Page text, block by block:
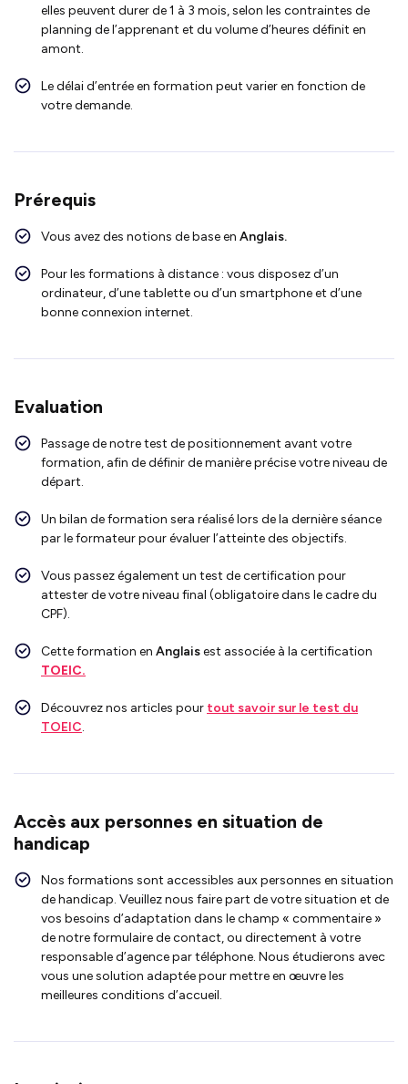
elles peuvent durer de 1 à 3 mois, selon les contraintes de
planning de l’apprenant et du volume d’heures définit en
amont.
Le délai d’entrée en formation peut varier en fonction de
votre demande.
Prérequis
Vous avez des notions de base en Anglais.
Pour les formations à distance : vous disposez d’un
ordinateur, d’une tablette ou d’un smartphone et d’une
bonne connexion internet.
Evaluation
Passage de notre test de positionnement avant votre
formation, afin de définir de manière précise votre niveau de
départ.
Un bilan de formation sera réalisé lors de la dernière séance
par le formateur pour évaluer l’atteinte des objectifs.
Vous passez également un test de certification pour
attester de votre niveau final (obligatoire dans le cadre du
CPF).
Cette formation en Anglaisest associée à la certification
TOEIC.
Découvrez nos articles pour tout savoir sur le test du
TOEIC.
Accès aux personnes en situation de
handicap
Nos formations sont accessibles aux personnes en situation
de handicap. Veuillez nous faire part de votre situation et de
vos besoins d’adaptation dans le champ « commentaire »
de notre formulaire de contact, ou directement à votre
responsable d’agence par téléphone. Nous étudierons avec
vous une solution adaptée pour mettre en œuvre les
meilleures conditions d’accueil.